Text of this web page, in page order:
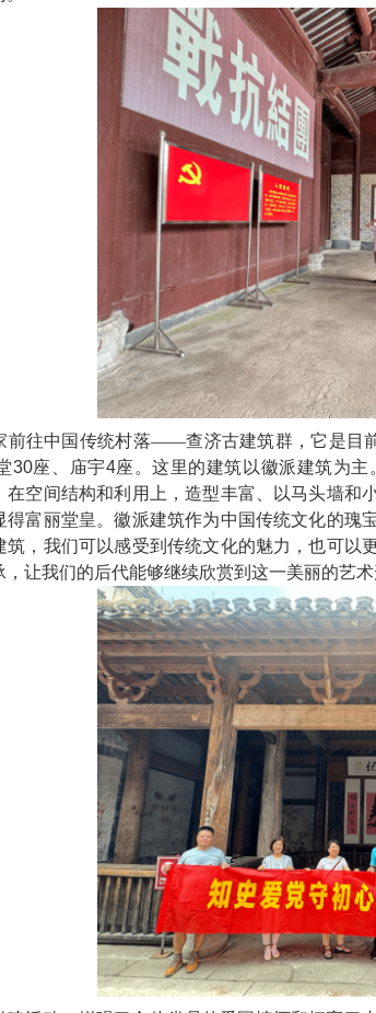
前往中国传统村落——查济古建筑群，它是目
30座、庙宇4座。这里的建筑以徽派建筑为
在空间结构和利用上，造型丰富、以马头墙和
得富丽堂皇。徽派建筑作为中国传统文化的瑰
筑，我们可以感受到传统文化的魅力，也可以
让我们的后代能够继续欣赏到这一美丽的艺术